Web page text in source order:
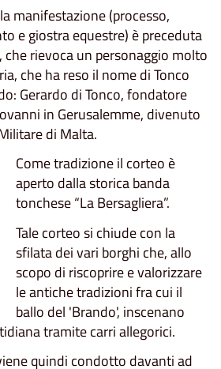
manifestazione (processo,
e giostra equestre) è preceduta
rievoca un personaggio molto
che ha reso il nome di Tonco
Gerardo di Tonco, fondatore
in Gerusalemme, divenuto
di Malta.
Come tradizione il corteo è
aperto dalla storica banda
tonchese “La Bersagliera”.
Tale corteo si chiude con la
sfilata dei vari borghi che, allo
scopo di riscoprire e valorizzare
le antiche tradizioni fra cui il
ballo del 'Brando', inscenano
tramite carri allegorici.
quindi condotto davanti ad